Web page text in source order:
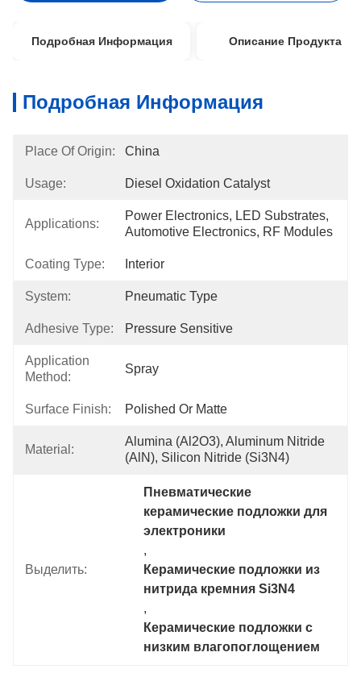
Подробная Информация Описание Продукта
Подробная Информация
Place Of Origin: China
Usage: Diesel Oxidation Catalyst
Applications:
Power Electronics, LED Substrates,
Automotive Electronics, RF Modules
Coating Type: Interior
System: Pneumatic Type
Adhesive Type: Pressure Sensitive
Application
Method:
Spray
Surface Finish: Polished Or Matte
Material:
Alumina (Al2O3), Aluminum Nitride
(AlN), Silicon Nitride (Si3N4)
Выделить:
Пневматические
керамические подложки для
электроники
,
Керамические подложки из
нитрида кремния Si3N4
,
Керамические подложки с
низким влагопоглощением